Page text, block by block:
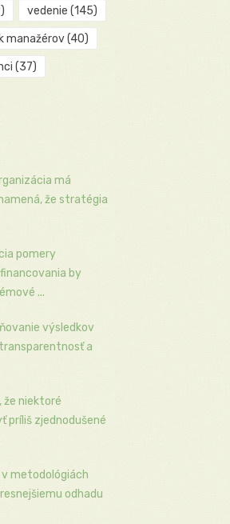
vedenie (145)
manažérov(40)
(37)
má
že stratégia
pomery
by
...
výsledkov
a
že niektoré
príliš zjednodušené
v metodológiách
odhadu